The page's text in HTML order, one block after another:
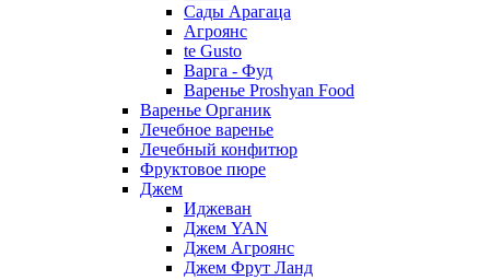
Сады Арагаца
Агроянс
te Gusto
Варга - Фуд
Варенье Proshyan Food
Варенье Органик
Лечебное варенье
Лечебный конфитюр
Фруктовое пюре
Джем
Иджеван
Джем YAN
Джем Агроянс
Джем Фрут Ланд